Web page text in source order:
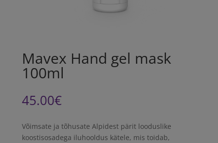
Mavex Hand gel mask
100ml
45.00€
Võimsate ja tõhusate Alpidest pärit looduslike
koostisosadega iluhooldus kätele, mis toidab,